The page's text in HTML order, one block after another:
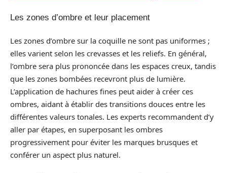
Les zones d’ombre et leur placement
Les zones d’ombre sur la coquille ne sont pas uniformes ;
elles varient selon les crevasses et les reliefs. En général,
l’ombre sera plus prononcée dans les espaces creux, tandis
que les zones bombées recevront plus de lumière.
L’application de hachures fines peut aider à créer ces
ombres, aidant à établir des transitions douces entre les
différentes valeurs tonales. Les experts recommandent d’y
aller par étapes, en superposant les ombres
progressivement pour éviter les marques brusques et
conférer un aspect plus naturel.